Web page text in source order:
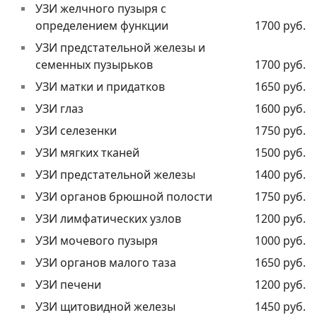
УЗИ желчного пузыря с
определением функции
1700 руб.
УЗИ предстательной железы и
семенных пузырьков
1700 руб.
УЗИ матки и придатков
1650 руб.
УЗИ глаз
1600 руб.
УЗИ селезенки
1750 руб.
УЗИ мягких тканей
1500 руб.
УЗИ предстательной железы
1400 руб.
УЗИ органов брюшной полости
1750 руб.
УЗИ лимфатических узлов
1200 руб.
УЗИ мочевого пузыря
1000 руб.
УЗИ органов малого таза
1650 руб.
УЗИ печени
1200 руб.
УЗИ щитовидной железы
1450 руб.